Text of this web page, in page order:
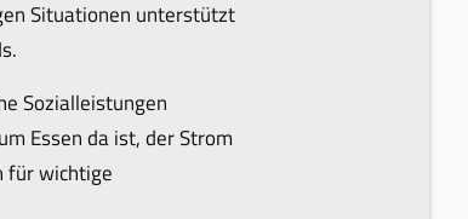
Situationen unterstützt
Sozialleistungen
Essen da ist, der Strom
für wichtige